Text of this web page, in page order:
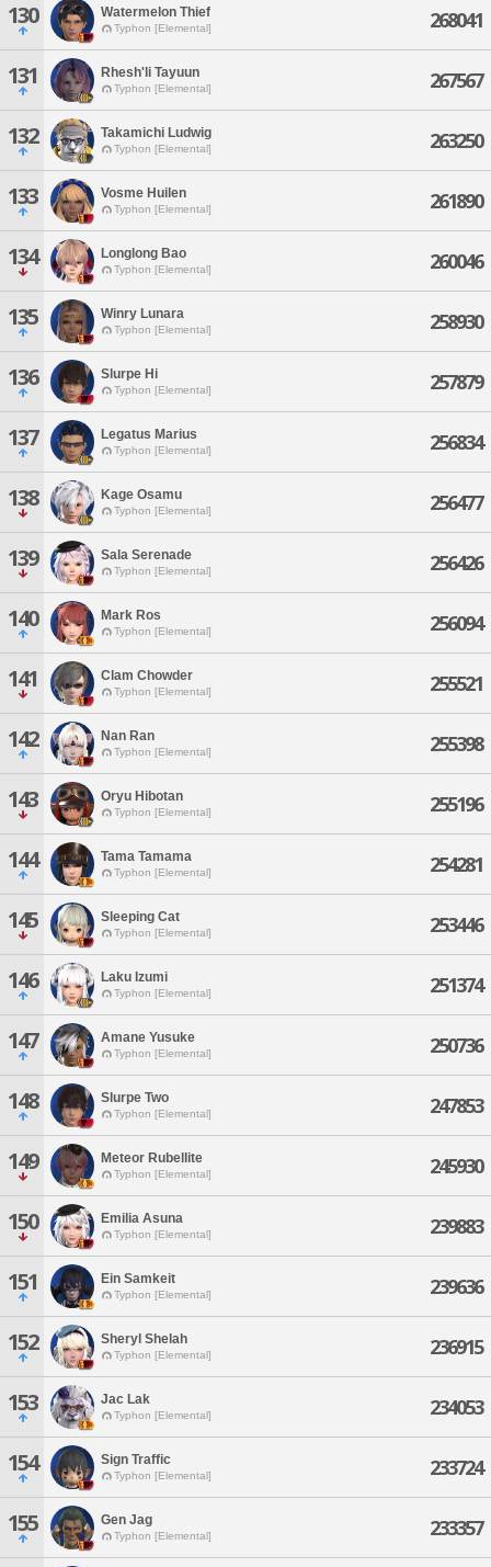
130 Watermelon Thief
Typhon [Elemental] 268041
131 Rhesh'li Tayuun
Typhon [Elemental] 267567
132 Takamichi Ludwig
Typhon [Elemental] 263250
133 Vosme Huilen
Typhon [Elemental] 261890
134 Longlong Bao
Typhon [Elemental] 260046
135 Winry Lunara
Typhon [Elemental] 258930
136 Slurpe Hi
Typhon [Elemental] 257879
137 Legatus Marius
Typhon [Elemental] 256834
138 Kage Osamu
Typhon [Elemental] 256477
139 Sala Serenade
Typhon [Elemental] 256426
140 Mark Ros
Typhon [Elemental] 256094
141 Clam Chowder
Typhon [Elemental] 255521
142 Nan Ran
Typhon [Elemental] 255398
143 Oryu Hibotan
Typhon [Elemental] 255196
144 Tama Tamama
Typhon [Elemental] 254281
145 Sleeping Cat
Typhon [Elemental] 253446
146 Laku Izumi
Typhon [Elemental] 251374
147 Amane Yusuke
Typhon [Elemental] 250736
148 Slurpe Two
Typhon [Elemental] 247853
149 Meteor Rubellite
Typhon [Elemental] 245930
150 Emilia Asuna
Typhon [Elemental] 239883
151 Ein Samkeit
Typhon [Elemental] 239636
152 Sheryl Shelah
Typhon [Elemental] 236915
153 Jac Lak
Typhon [Elemental] 234053
154 Sign Traffic
Typhon [Elemental] 233724
155 Gen Jag
Typhon [Elemental] 233357